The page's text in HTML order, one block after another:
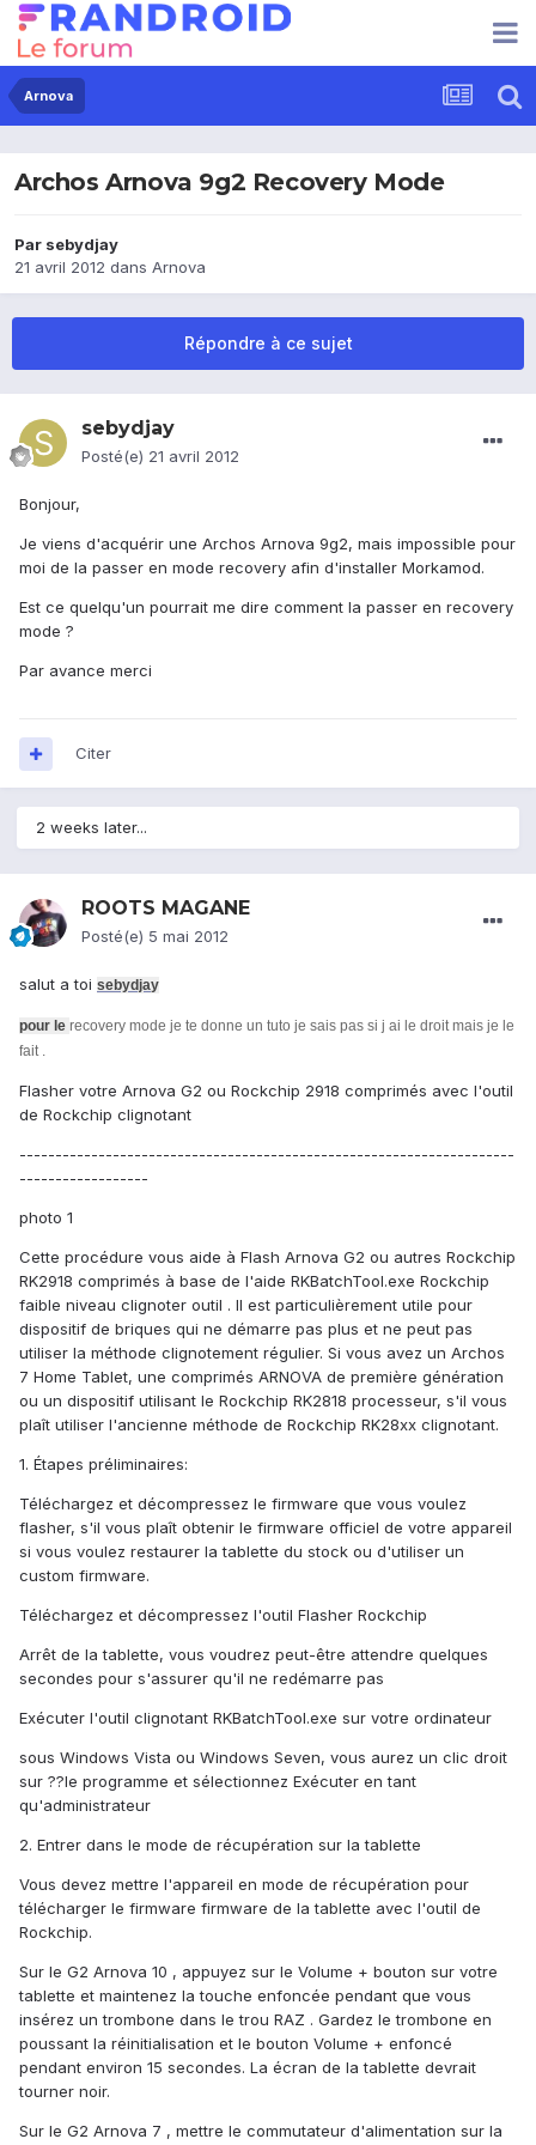
Arnova
Archos Arnova 9g2 Recovery Mode
Par sebydjay
21 avril 2012 dans Arnova
Répondre à ce sujet
sebydjay
Posté(e) 21 avril 2012
Bonjour,
Je viens d'acquérir une Archos Arnova 9g2, mais impossible pour
moi de la passer en mode recovery afin d'installer Morkamod.
Est ce quelqu'un pourrait me dire comment la passer en recovery
mode ?
Par avance merci
Citer
2 weeks later...
ROOTS MAGANE
Posté(e) 5 mai 2012
salut a toi sebydjay
pour le recovery mode je te donne un tuto je sais pas si j ai le droit mais je le
fait .
Flasher votre Arnova G2 ou Rockchip 2918 comprimés avec l'outil
de Rockchip clignotant
---------------------------------------------------------------------
------------------
photo 1
Cette procédure vous aide à Flash Arnova G2 ou autres Rockchip
RK2918 comprimés à base de l'aide RKBatchTool.exe Rockchip
faible niveau clignoter outil . Il est particulièrement utile pour
dispositif de briques qui ne démarre pas plus et ne peut pas
utiliser la méthode clignotement régulier. Si vous avez un Archos
7 Home Tablet, une comprimés ARNOVA de première génération
ou un dispositif utilisant le Rockchip RK2818 processeur, s'il vous
plaît utiliser l'ancienne méthode de Rockchip RK28xx clignotant.
1. Étapes préliminaires:
Téléchargez et décompressez le firmware que vous voulez
flasher, s'il vous plaît obtenir le firmware officiel de votre appareil
si vous voulez restaurer la tablette du stock ou d'utiliser un
custom firmware.
Téléchargez et décompressez l'outil Flasher Rockchip
Arrêt de la tablette, vous voudrez peut-être attendre quelques
secondes pour s'assurer qu'il ne redémarre pas
Exécuter l'outil clignotant RKBatchTool.exe sur votre ordinateur
sous Windows Vista ou Windows Seven, vous aurez un clic droit
sur ??le programme et sélectionnez Exécuter en tant
qu'administrateur
2. Entrer dans le mode de récupération sur la tablette
Vous devez mettre l'appareil en mode de récupération pour
télécharger le firmware firmware de la tablette avec l'outil de
Rockchip.
Sur le G2 Arnova 10 , appuyez sur le Volume + bouton sur votre
tablette et maintenez la touche enfoncée pendant que vous
insérez un trombone dans le trou RAZ . Gardez le trombone en
poussant la réinitialisation et le bouton Volume + enfoncé
pendant environ 15 secondes. La écran de la tablette devrait
tourner noir.
Sur le G2 Arnova 7 , mettre le commutateur d'alimentation sur la